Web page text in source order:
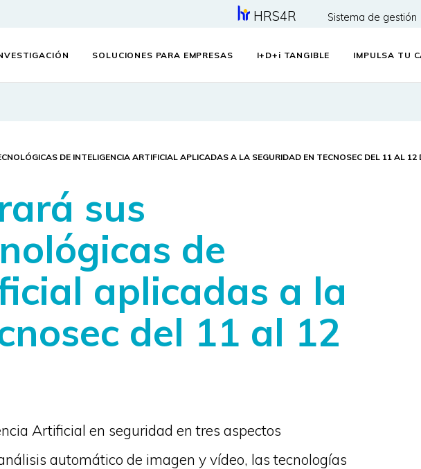
HRS4R Sistema de gestión
SOLUCIONES PARA EMPRESAS I+D+ i TANGIBLE IMPULSA TU
DE INTELIGENCIA ARTIFICIAL APLICADAS A LA SEGURIDAD EN TECNOSEC DEL 11 AL 12
sus
de
aplicadas a la
del 11 al 12
Artificial en seguridad en tres aspectos
automático de imagen y vídeo, las tecnologías